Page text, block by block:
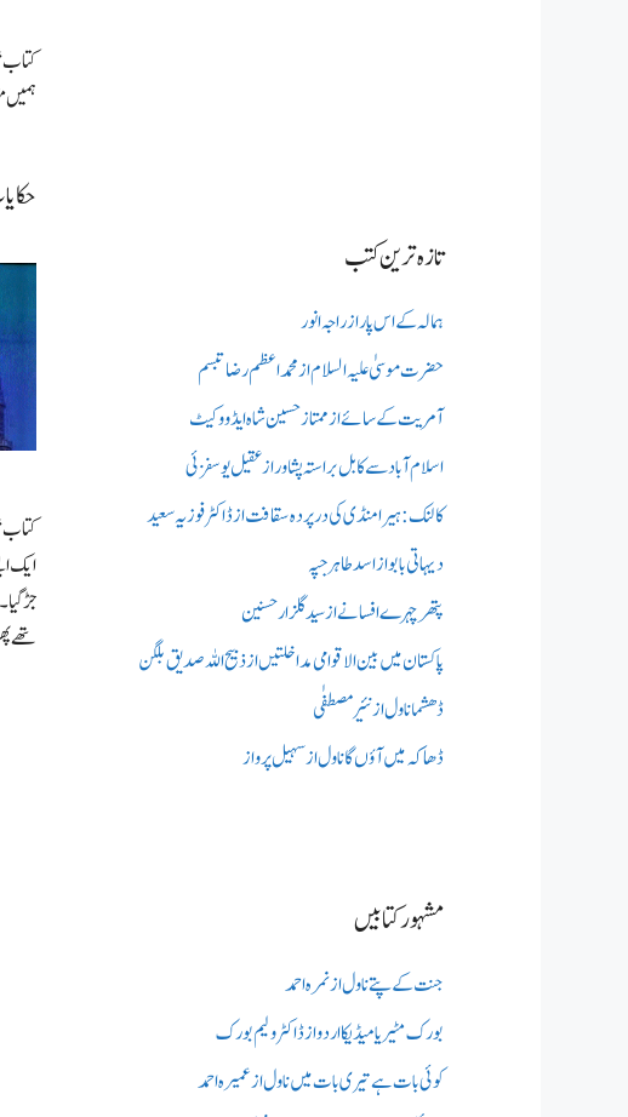
کتاب
ہمیں
کتاب
ایک
تھے
تازہ ترین کتب
ہمالہ کے اس پار از راجہ انور
حضرت موسیٰ علیہ السلام از محمد اعظم رضا تبسم
آمریت کے سائے از ممتاز حسین شاہ ایڈووکیٹ
اسلام آباد سے کابل براستہ پشاور از عقیل یوسفزئی
کالنک: ہیرا منڈی کی در پردہ سقافت از ڈاکٹر فوزیہ سعید
دیہاتی بابو از اسد طاہر جپہ
پتھر چہرے افسانے از سید گلزار حسنین
پاکستان میں بین الاقوامی مداخلتیں از ذبیح اللہ صدیق بلگن
ڈھشما ناول از نئیر مصطفٰی
ڈھاکہ میں آؤں گا ناول از سہیل پرواز
مشہور کتابیں
جنت کے پتے ناول از نمرہ احمد
بورک مٹیریا میڈیکااردو از ڈاکٹر ولیم بورک
کوئی بات ہے تیری بات میں ناول از عمیرہ احمد